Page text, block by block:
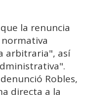
la renuncia
arbitraria", así
Robles,
directa a la